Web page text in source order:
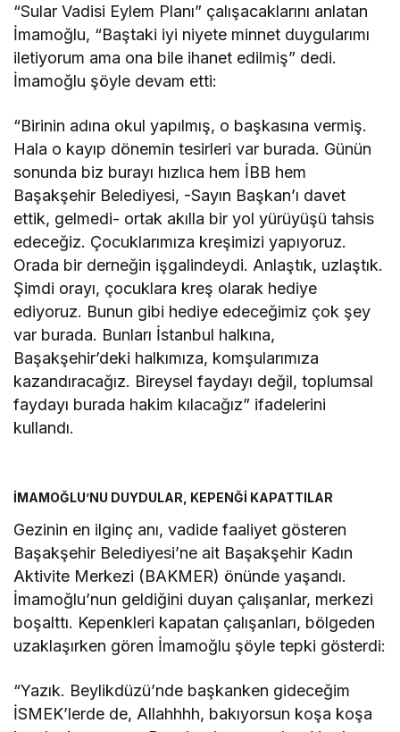
“Sular Vadisi Eylem Planı” çalışacaklarını anlatan
İmamoğlu, “Baştaki iyi niyete minnet duygularımı
iletiyorum ama ona bile ihanet edilmiş” dedi.
İmamoğlu şöyle devam etti:
“Birinin adına okul yapılmış, o başkasına vermiş.
Hala o kayıp dönemin tesirleri var burada. Günün
sonunda biz burayı hızlıca hem İBB hem
Başakşehir Belediyesi, -Sayın Başkan’ı davet
ettik, gelmedi- ortak akılla bir yol yürüyüşü tahsis
edeceğiz. Çocuklarımıza kreşimizi yapıyoruz.
Orada bir derneğin işgalindeydi. Anlaştık, uzlaştık.
Şimdi orayı, çocuklara kreş olarak hediye
ediyoruz. Bunun gibi hediye edeceğimiz çok şey
var burada. Bunları İstanbul halkına,
Başakşehir’deki halkımıza, komşularımıza
kazandıracağız. Bireysel faydayı değil, toplumsal
faydayı burada hakim kılacağız” ifadelerini
kullandı.
İMAMOĞLU’NU DUYDULAR, KEPENĞİ KAPATTILAR
Gezinin en ilginç anı, vadide faaliyet gösteren
Başakşehir Belediyesi’ne ait Başakşehir Kadın
Aktivite Merkezi (BAKMER) önünde yaşandı.
İmamoğlu’nun geldiğini duyan çalışanlar, merkezi
boşalttı. Kepenkleri kapatan çalışanları, bölgeden
uzaklaşırken gören İmamoğlu şöyle tepki gösterdi:
“Yazık. Beylikdüzü’nde başkanken gideceğim
İSMEK’lerde de, Allahhhh, bakıyorsun koşa koşa